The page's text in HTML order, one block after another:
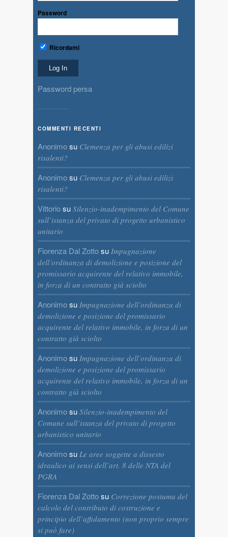
Password
Ricordami
Password persa
COMMENTI RECENTI
Anonimosu Clemenza per gli abusi edilizi
risalenti?
Anonimosu Clemenza per gli abusi edilizi
risalenti?
Vittoriosu Silenzio-inadempimento del Comune
sull’istanza del privato di progetto urbanistico
unitario
Fiorenza Dal Zottosu Impugnazione
dell’ordinanza di demolizione e posizione del
promissario acquirente del relativo immobile,
in forza di un contratto già sciolto
Anonimosu Impugnazione dell’ordinanza di
demolizione e posizione del promissario
acquirente del relativo immobile, in forza di un
contratto già sciolto
Anonimosu Impugnazione dell’ordinanza di
demolizione e posizione del promissario
acquirente del relativo immobile, in forza di un
contratto già sciolto
Anonimosu Silenzio-inadempimento del
Comune sull’istanza del privato di progetto
urbanistico unitario
Anonimosu Le aree soggette a dissesto
idraulico ai sensi dell’art. 8 delle NTA del
PGRA
Fiorenza Dal Zottosu Correzione postuma del
calcolo del contributo di costruzione e
principio dell’affidamento (non proprio sempre
si può fare)